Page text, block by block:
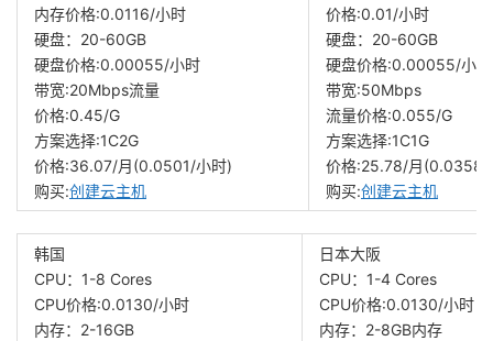
内存价格:0.0116/小时
硬盘：20-60GB
硬盘价格:0.00055/小时
带宽:20Mbps流量
价格:0.45/G
方案选择:1C2G
价格:36.07/月(0.0501/小时)
购买:创建云主机
价格:0.01/小时
硬盘：20-60GB
硬盘价格:0.00055/小时
带宽:50Mbps
流量价格:0.055/G
方案选择:1C1G
价格:25.78/月(0.0358/
购买:创建云主机
韩国
CPU：1-8 Cores
CPU价格:0.0130/小时
内存：2-16GB
日本大阪
CPU：1-4 Cores
CPU价格:0.0130/小时
内存：2-8GB内存